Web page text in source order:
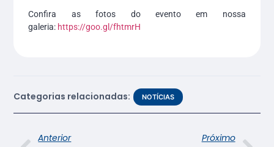
Confira as fotos do evento em nossa
galeria: https://goo.gl/fhtmrH
Categorias relacionadas: NOTÍCIAS
Anterior Próximo